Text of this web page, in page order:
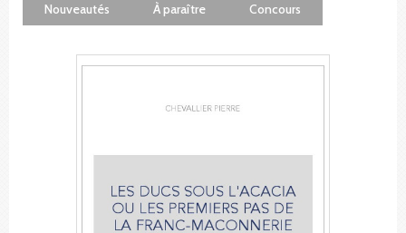
Nouveautés À paraître Concours